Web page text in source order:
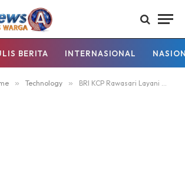
BERITA INTERNASIONAL
» Technology » BRI KCP Rawasari Layani Nasabah Tetap Optimal Saat Libur Weekend